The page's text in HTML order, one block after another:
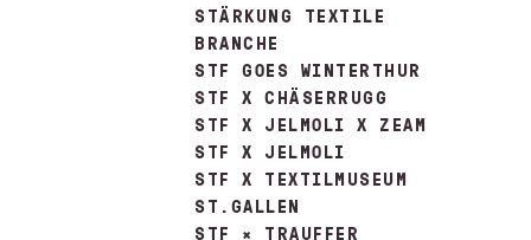
STÄRKUNG TEXTILE
BRANCHE
STF GOES WINTERTHUR
STF X CHÄSERRUGG
STF X JELMOLI X ZEAM
STF X JELMOLI
STF X TEXTILMUSEUM
ST.GALLEN
STF × TRAUFFER